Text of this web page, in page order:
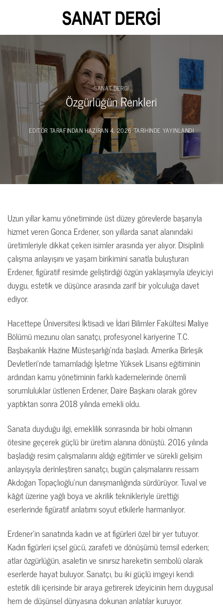
SANAT DERGI
Özgürlüğün Renkleri
EDITÖR TARAFINDAN HAZIRAN 4, 2026TARIHINDE YAYINLANDI
Uzun yıllar kamu yönetiminde üst düzey görevlerde başarıyla
hizmet veren Gonca Erdener, son yıllarda sanat alanındaki
üretimleriyle dikkat çeken isimler arasında yer alıyor. Disiplinli
çalışma anlayışını ve yaşam birikimini sanatla buluşturan
Erdener, figüratif resimde geliştirdiği özgün yaklaşımıyla izleyiciyi
duygu, estetik ve düşünce arasında zarif bir yolculuğa davet
ediyor.
Hacettepe Üniversitesi İktisadi ve İdari Bilimler Fakültesi Maliye
Bölümü mezunu olan sanatçı, profesyonel kariyerine T.C.
Başbakanlık Hazine Müsteşarlığı’nda başladı. Amerika Birleşik
Devletleri’nde tamamladığı İşletme Yüksek Lisansı eğitiminin
ardından kamu yönetiminin farklı kademelerinde önemli
sorumluluklar üstlenen Erdener, Daire Başkanı olarak görev
yaptıktan sonra 2018 yılında emekli oldu.
Sanata duyduğu ilgi, emeklilik sonrasında bir hobi olmanın
ötesine geçerek güçlü bir üretim alanına dönüştü. 2016 yılında
başladığı resim çalışmalarını aldığı eğitimler ve sürekli gelişim
anlayışıyla derinleştiren sanatçı, bugün çalışmalarını ressam
Akdoğan Topaçlıoğlu’nun danışmanlığında sürdürüyor. Tuval ve
kâğıt üzerine yağlı boya ve akrilik teknikleriyle ürettiği
eserlerinde figüratif anlatımı soyut etkilerle harmanlıyor.
Erdener’in sanatında kadın ve at figürleri özel bir yer tutuyor.
Kadın figürleri içsel gücü, zarafeti ve dönüşümü temsil ederken;
atlar özgürlüğün, asaletin ve sınırsız hareketin sembolü olarak
eserlerde hayat buluyor. Sanatçı, bu iki güçlü imgeyi kendi
estetik dili içerisinde bir araya getirerek izleyicinin hem duygusal
hem de düşünsel dünyasına dokunan anlatılar kuruyor.